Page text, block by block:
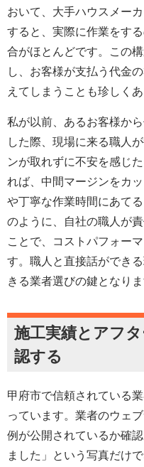
おいて、大手ハウスメー
すると、実際に作業をす
合がほとんどです。この
し、お客様が支払う代金
えてしまうことも珍しくあ
私が以前、あるお客様か
した際、現場に来る職人
ンが取れずに不安を感じ
れば、中間マージンをカ
や丁寧な作業時間にあて
のように、自社の職人が
ことで、コストパフォー
す。職人と直接話ができ
きる業者選びの鍵となりま
施工実績とアフ
認する
甲府市で信頼されている
っています。業者のウェ
例が公開されているか確
ました」という写真だけ